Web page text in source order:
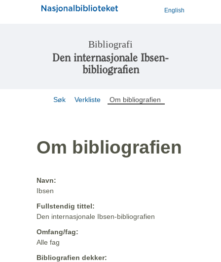
English
Bibliografi
Den internasjonale Ibsen-
bibliografien
Søk Verkliste Om bibliografien
Om bibliografien
Navn:
Ibsen
Fullstendig tittel:
Den internasjonale Ibsen-bibliografien
Omfang/fag:
Alle fag
Bibliografien dekker: